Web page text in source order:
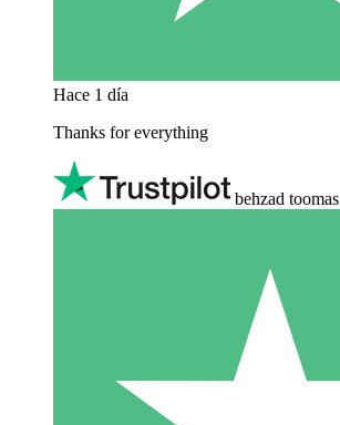
Hace 1 día
Thanks for everything
behzad toomas